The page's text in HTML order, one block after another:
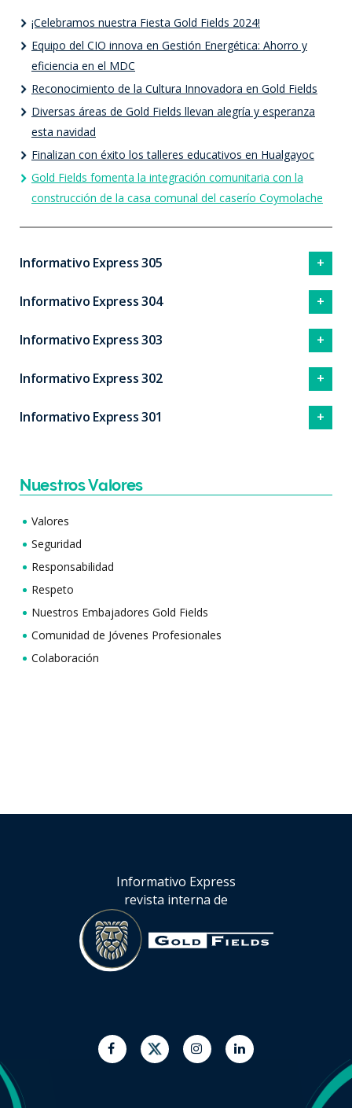
¡Celebramos nuestra Fiesta Gold Fields 2024!
Equipo del CIO innova en Gestión Energética: Ahorro y
eficiencia en el MDC
Reconocimiento de la Cultura Innovadora en Gold Fields
Diversas áreas de Gold Fields llevan alegría y esperanza
esta navidad
Finalizan con éxito los talleres educativos en Hualgayoc
Gold Fields fomenta la integración comunitaria con la
construcción de la casa comunal del caserío Coymolache
Informativo Express 305
Informativo Express 304
Informativo Express 303
Informativo Express 302
Informativo Express 301
Nuestros Valores
Valores
Seguridad
Responsabilidad
Respeto
Nuestros Embajadores Gold Fields
Comunidad de Jóvenes Profesionales
Colaboración
Informativo Express
revista interna de